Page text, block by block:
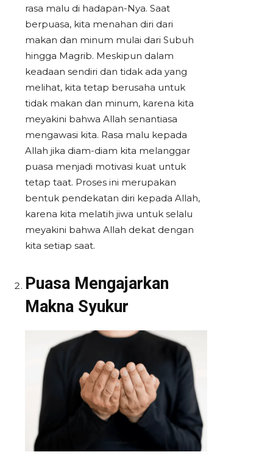
rasa malu di hadapan-Nya. Saat
berpuasa, kita menahan diri dari
makan dan minum mulai dari Subuh
hingga Magrib. Meskipun dalam
keadaan sendiri dan tidak ada yang
melihat, kita tetap berusaha untuk
tidak makan dan minum, karena kita
meyakini bahwa Allah senantiasa
mengawasi kita. Rasa malu kepada
Allah jika diam-diam kita melanggar
puasa menjadi motivasi kuat untuk
tetap taat. Proses ini merupakan
bentuk pendekatan diri kepada Allah,
karena kita melatih jiwa untuk selalu
meyakini bahwa Allah dekat dengan
kita setiap saat.
Puasa Mengajarkan
Makna Syukur